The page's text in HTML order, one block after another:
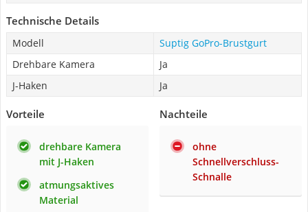
Technische Details
Modell
Suptig GoPro-Brustgurt
Drehbare Kamera
Ja
J-Haken
Ja
Vorteile
drehbare Kamera
mit J-Haken
atmungsaktives
Material
Nachteile
ohne
Schnellverschluss-
Schnalle